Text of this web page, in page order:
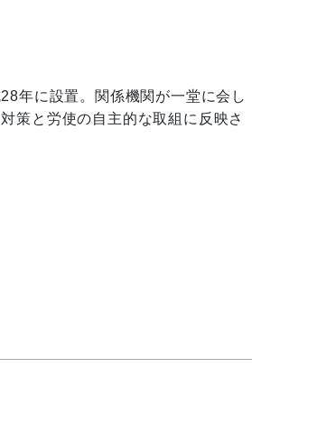
年に設置。関係機関が一堂に会し
策と労使の自主的な取組に反映さ